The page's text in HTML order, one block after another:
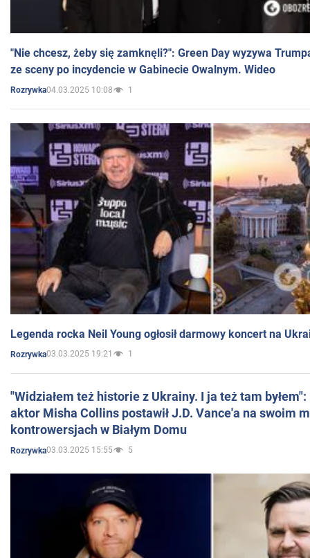
"Nie chcesz, żeby się zamknęli?": Green Day wyzywa
ze sceny po incydencie w Gabinecie Owalnym. Wideo
Rozrywka04.03.2025 10:08 1
Legenda rocka Neil Young ogłosił darmowy koncert na
Rozrywka03.03.2025 19:21 1
"Widziałem też historie z Ukrainy. I ja też tam
aktor Misha Collins postawił J.D. Vance'a na swoim
kontrowersjach w Białym Domu
Rozrywka03.03.2025 15:55 5